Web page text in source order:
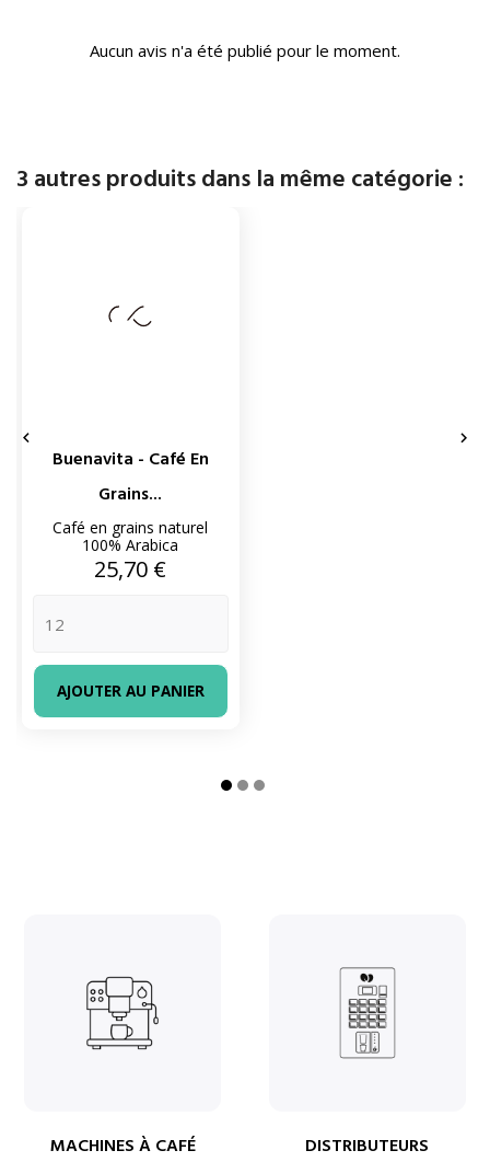
Aucun avis n'a été publié pour le moment.
3 autres produits dans la même catégorie :
Buenavita - Café En
Grains...
Café en grains naturel
100% Arabica
Prix
25,70 €
AJOUTER AU PANIER
 
MACHINES À CAFÉ DISTRIBUTEURS